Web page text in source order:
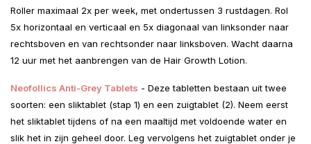
Roller maximaal 2x per week, met ondertussen 3 rustdagen. Rol
5x horizontaal en verticaal en 5x diagonaal van linksonder naar
rechtsboven en van rechtsonder naar linksboven. Wacht daarna
12 uur met het aanbrengen van de Hair Growth Lotion.
Neofollics Anti-Grey Tablets - Deze tabletten bestaan uit twee
soorten: een sliktablet (stap 1) en een zuigtablet (2). Neem eerst
het sliktablet tijdens of na een maaltijd met voldoende water en
slik het in zijn geheel door. Leg vervolgens het zuigtablet onder je